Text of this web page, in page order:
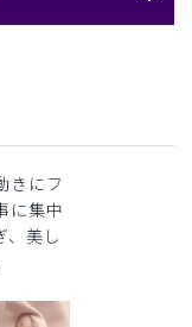
きにフ
に集中
、美し